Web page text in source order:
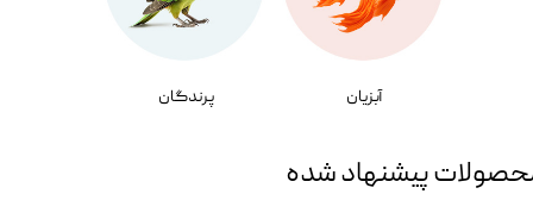
آبزیان پرندگان
پیشنهاد شده